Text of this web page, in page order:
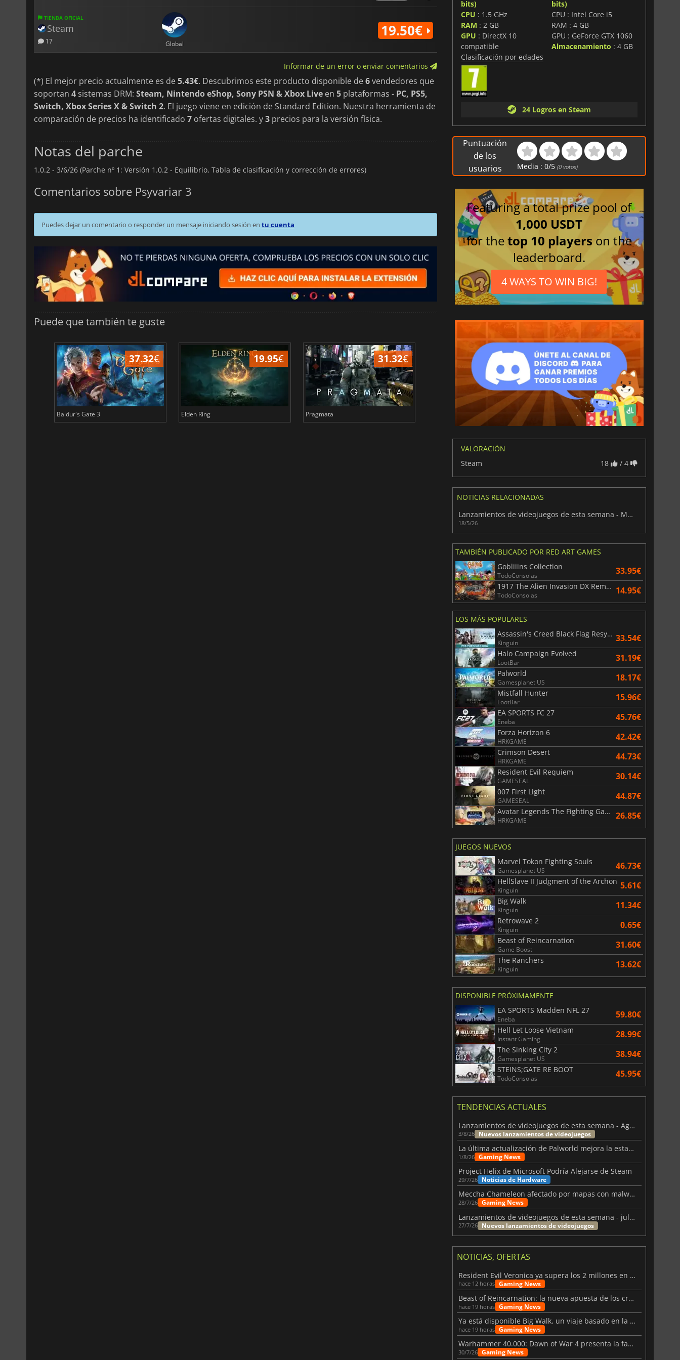
Con múltiples pilotos, profundas mecánicas de puntuación y un diseño de bullet-hell
ofrece una experiencia arcade centrada en la
precisión, el riesgo controlado y la maestria rejugable.
TIENDA OFICIAL
Steam
17 Global
19.50€
Informar de un error o enviar comentarios
(*) El mejor precio actualmente es de5.43€. Descubrimos este producto disponible de6vendedores que
soportan 4 sistemas DRM: Steam, Nintendo eShop, Sony PSN & Xbox Live en 5 plataformas - PC, PS5,
Switch, Xbox Series X & Switch 2. El juego viene en edición de Standard Edition. Nuestra herramienta de
comparación de precios ha identificado 7 ofertas digitales. y3 precios para la versión física.
Notas del parche
1.0.2 - 3/6/26 (Parche nº 1: Versión 1.0.2 - Equilibrio, Tabla de clasificación y corrección de errores)
Comentarios sobre Psyvariar 3
Puedes dejar un comentario o responder un mensaje iniciando sesión en tu cuenta
Puede que también te guste
37.32€
Baldur's Gate 3
19.95€
Elden Ring
31.32€
Pragmata
6.75€
Total War WARHAMMER 3
15.48
Lies Of P
bits)
CPU : 1.5 GHz
RAM : 2 GB
GPU : DirectX 10
compatible
bits)
CPU : Intel Core i5
RAM : 4 GB
GPU : GeForce GTX 1060
Almacenamiento : 4 GB
Clasificación por edades
24 Logros en Steam
Puntuación
de los
usuarios
Media :0/5 (0 votos)
Featuring a total prize pool of
1,000 USDT
for thetop 10 players on the
leaderboard.
4 WAYS TO WIN BIG!
VALORACIÓN
Steam
18 / 4
NOTICIAS RELACIONADAS
Lanzamientos de videojuegos de esta semana - Mayo 2026 (Semana 21)
18/5/26
TAMBIÉN PUBLICADO POR RED ART GAMES
Gobliiins Collection
TodoConsolas 33.95€
1917 The Alien Invasion DX Remastered
TodoConsolas 14.95€
LOS MÁS POPULARES
Assassin's Creed Black Flag Resynced
Kinguin 33.54€
Halo Campaign Evolved
LootBar 31.19€
Palworld
Gamesplanet US 18.17€
Mistfall Hunter
LootBar 15.96€
EA SPORTS FC 27
Eneba 45.76€
Forza Horizon 6
HRKGAME 42.42€
Crimson Desert
HRKGAME 44.73€
Resident Evil Requiem
GAMESEAL 30.14€
007 First Light
GAMESEAL 44.87€
Avatar Legends The Fighting Game
HRKGAME 26.85€
JUEGOS NUEVOS
Marvel Tokon Fighting Souls
Gamesplanet US 46.73€
HellSlave II Judgment of the Archon
Kinguin 5.61€
Big Walk
Kinguin 11.34€
Retrowave 2
Kinguin 0.65€
Beast of Reincarnation
Game Boost 31.60€
The Ranchers
Kinguin 13.62€
DISPONIBLE PRÓXIMAMENTE
EA SPORTS Madden NFL 27
Eneba 59.80€
Hell Let Loose Vietnam
Instant Gaming 28.99€
The Sinking City 2
Gamesplanet US 38.94€
STEINS;GATE RE BOOT
TodoConsolas 45.95€
TENDENCIAS ACTUALES
Lanzamientos de videojuegos de esta semana - Agosto de 2026 (semana 32)
3/8/26 Nuevos lanzamientos de videojuegos
La última actualización de Palworld mejora la estabilidad
1/8/26 Gaming News
Project Helix de Microsoft Podría Alejarse de Steam
29/7/26 Noticias de Hardware
Meccha Chameleon afectado por mapas con malware y Discord
28/7/26 Gaming News
Lanzamientos de videojuegos de esta semana - julio 2026 (semana 31)
27/7/26 Nuevos lanzamientos de videojuegos
NOTICIAS, OFERTAS
Resident Evil Veronica ya supera los 2 millones en listas de deseados
hace 12 horas Gaming News
Beast of Reincarnation: la nueva apuesta de los creadores de Pokémon
hace 19 horas Gaming News
Ya está disponible Big Walk, un viaje basado en la amistad
hace 19 horas Gaming News
Warhammer 40.000: Dawn of War 4 presenta la facción de los Necrones
30/7/26 Gaming News